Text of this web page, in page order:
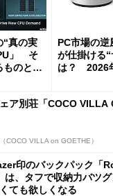
“真の実
」 そ
ものと
PC市場の
が仕掛ける
は？ 2026
ア別荘「COCO VILLA
COCO VILLA on GOETHE）
印のバックパック「
は、タフで収納力バツ
ても欲しくなる